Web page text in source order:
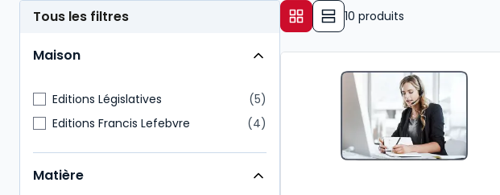
Tous les filtres
Maison
Editions Législatives
5
Editions Francis Lefebvre
4
Matière
10 produits